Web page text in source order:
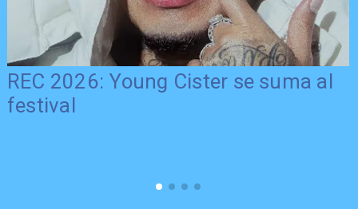
REC 2026: Young Cister se suma al
festival